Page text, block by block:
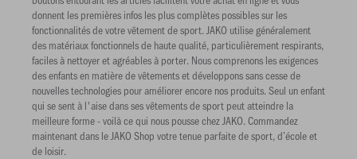
donnent les premières infos les plus complètes possibles sur les
fonctionnalités de votre vêtement de sport. JAKO utilise généralement
des matériaux fonctionnels de haute qualité, particulièrement respirants,
faciles à nettoyer et agréables à porter. Nous comprenons les exigences
des enfants en matière de vêtements et développons sans cesse de
nouvelles technologies pour améliorer encore nos produits. Seul un enfant
qui se sent à l'aise dans ses vêtements de sport peut atteindre la
meilleure forme - voilà ce qui nous pousse chez JAKO. Commandez
maintenant dans le JAKO Shop votre tenue parfaite de sport, d’école et
de loisir.